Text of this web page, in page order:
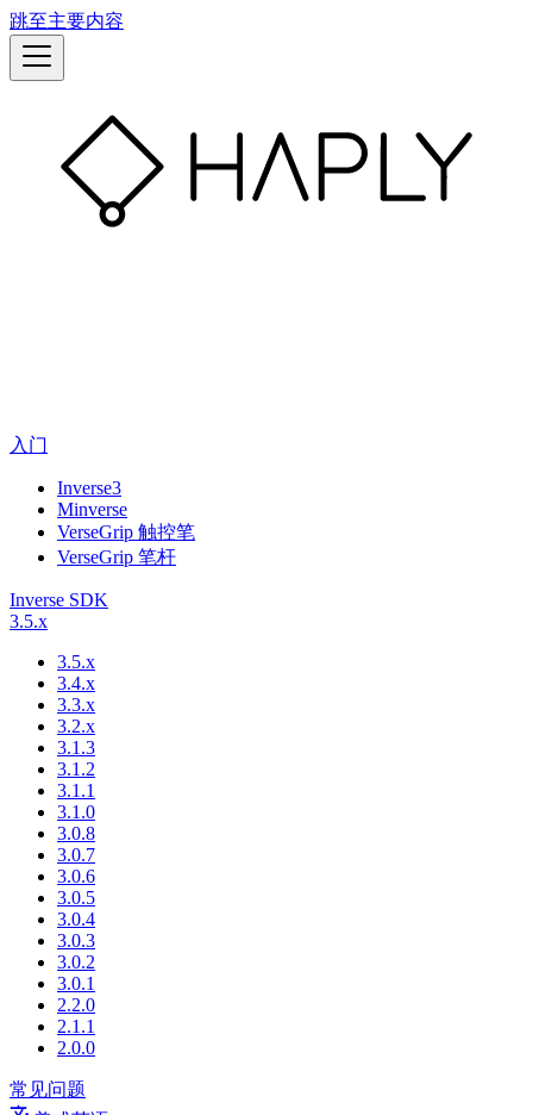
跳至主要内容
入门
Inverse3
Minverse
VerseGrip 触控笔
VerseGrip 笔杆
Inverse SDK
3.5.x
3.5.x
3.4.x
3.3.x
3.2.x
3.1.3
3.1.2
3.1.1
3.1.0
3.0.8
3.0.7
3.0.6
3.0.5
3.0.4
3.0.3
3.0.2
3.0.1
2.2.0
2.1.1
2.0.0
常见问题